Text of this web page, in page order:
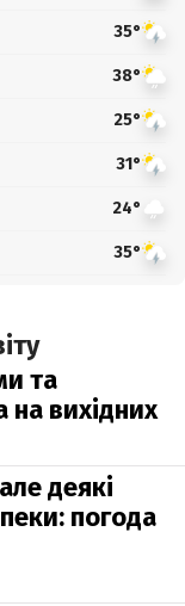
35°
38°
25°
31°
24°
35°
та
вихідних
деякі
погода